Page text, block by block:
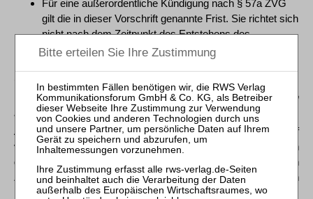
Für eine außerordentliche Kündigung nach § 57a ZVG
gilt die in dieser Vorschrift genannte Frist. Sie richtet sich
nicht nach dem Zeitpunkt des Entstehens des
berechtigten Interesses nach § 573 BGB.
Stephan Findeisen/Dr. Heinz Rehkugler /Prof. Dr.Thorsten
Poddig(GuG 2022, 332 – 336)
Auktionen würden zunehmend als Preismechanismus auf
verschiedenen Märkten eingesetzt. Immobilien würden sich
gut als Untersuchungsgegenstand eignen. Neben
Zwangsversteigerungen sei eine Zunahme von freiwilligen
Immobilientransaktionen zu beobachten. Hier sei Standard,